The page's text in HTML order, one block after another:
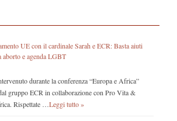
UE con il cardinale Sarah e ECR: Basta aiuti
aborto e agenda LGBT
durante la conferenza “Europa e Africa”
gruppo ECR in collaborazione con Pro Vita &
Rispettate … Leggi tutto »